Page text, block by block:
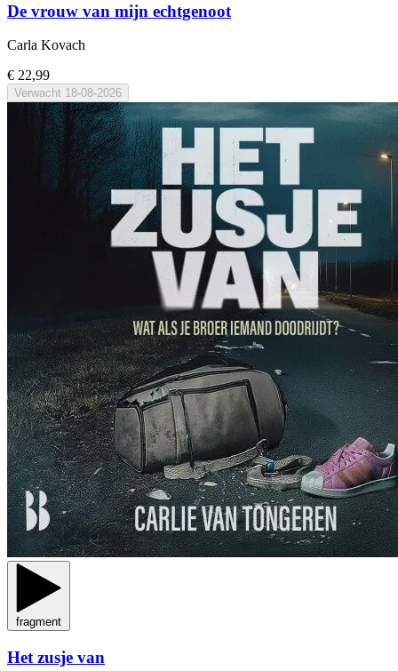
De vrouw van mijn echtgenoot
Carla Kovach
€ 22,99
Verwacht 18-08-2026
fragment
Het zusje van